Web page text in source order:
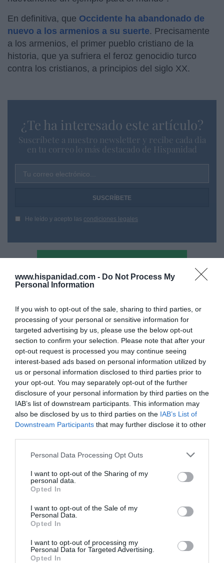
www.hispanidad.com - Do Not Process My
Personal Information
If you wish to opt-out of the sale, sharing to third parties, or
processing of your personal or sensitive information for
targeted advertising by us, please use the below opt-out
section to confirm your selection. Please note that after your
opt-out request is processed you may continue seeing
interest-based ads based on personal information utilized by
us or personal information disclosed to third parties prior to
your opt-out. You may separately opt-out of the further
disclosure of your personal information by third parties on the
IAB’s list of downstream participants. This information may
also be disclosed by us to third parties on the IAB’s List of
Downstream Participants that may further disclose it to other
Personal Data Processing Opt Outs
I want to opt-out of the Sharing of my
personal data.
Opted In
I want to opt-out of the Sale of my
Personal Data.
Opted In
I want to opt-out of processing my
Personal Data for Targeted Advertising.
Opted In
En definitiva, que Occidente ha abandonado de
nuevo a los armenios a su suerte. Precisamente
a los armenios, el primer pueblo cristiano de la
historia, que ya sufriera el feroz genocidio turco
contra los cristianos, a principios del siglo XX.
¿Te ha interesado este artículo?
Suscríbete a nuestro newsletter y recibe cada dia
en tu correo lo más destacado de Hispanidad
Tu correo electrónico...
He leído y acepto las condiciones legales
Hoy destacamos
SOCIEDAD
Ceuta y Melilla, las dos columnas de Hércules
ECONOMÍA
A pesar de Sánchez, Ana Botín se convierte
en la décima banquera de EEUU, tras cerrar,
Eulogio López 05/08/26 15:58
SpaceX dispara ingresos y reduce pérdidas,
pero constata que fue sobreponderada
cuando salió a bolsa: cae un 29% desde el